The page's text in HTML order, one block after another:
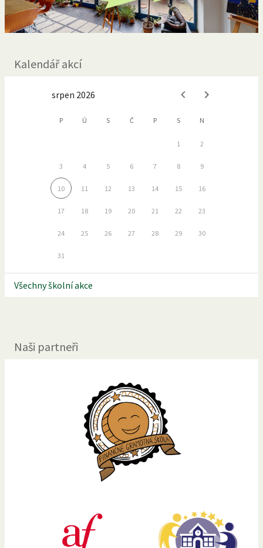
Kalendář akcí
srpen 2026
P Ú S Č P S N
1 2
3 4 5 6 7 8 9
10 11 12 13 14 15 16
17 18 19 20 21 22 23
24 25 26 27 28 29 30
31
Všechny školní akce
Naši partneři